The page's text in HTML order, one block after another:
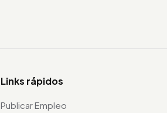
Links rápidos
Publicar Empleo